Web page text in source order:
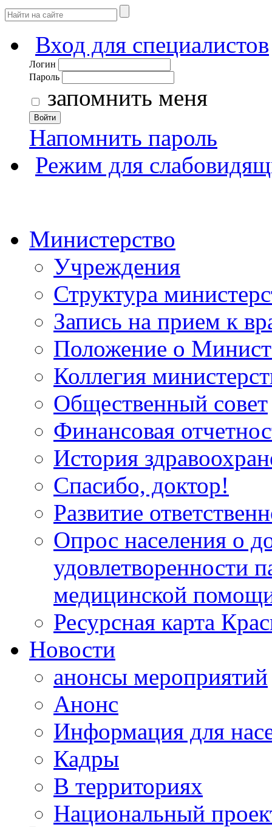
Вход для специалистов
Логин
Пароль
запомнить меня
Войти
Напомнить пароль
Режим для
Министерство
Учреждения
Структура
Запись на прием к
Положение о
Коллегия
Общественный совет
Финансовая
История
Спасибо, доктор!
Развитие
Опрос населения о
удовлетворенности
медицинской
Ресурсная карта
Новости
анонсы мероприятий
Анонс
Информация для
Кадры
В территориях
Национальный